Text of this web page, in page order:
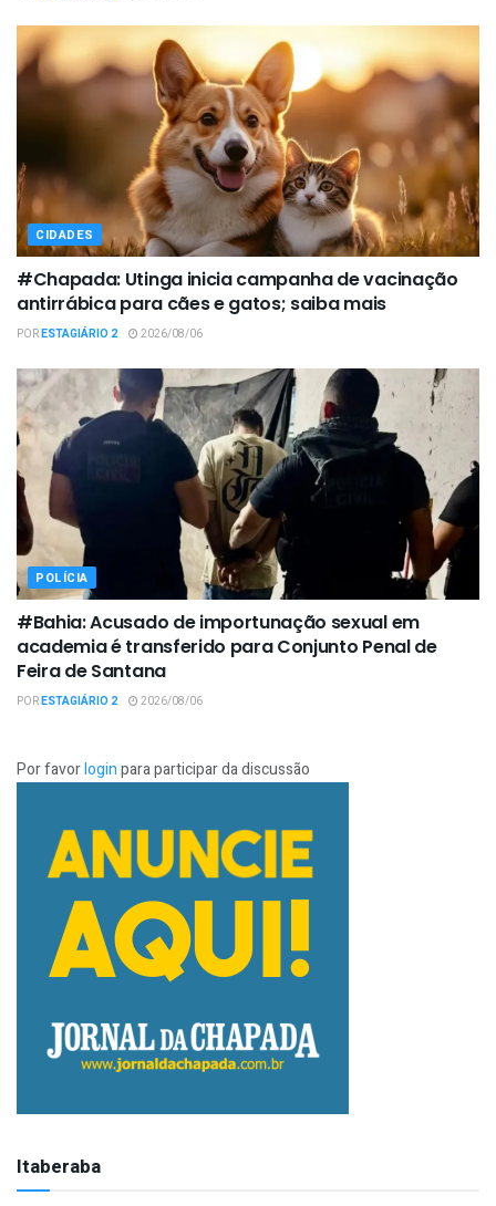
CIDADES
#Chapada: Utinga inicia campanha de vacinação
antirrábica para cães e gatos; saiba mais
PORESTAGIÁRIO 2 2026/08/06
POLÍCIA
#Bahia: Acusado de importunação sexual em
academia é transferido para Conjunto Penal de
Feira de Santana
PORESTAGIÁRIO 2 2026/08/06
Por favorloginpara participar da discussão
Itaberaba